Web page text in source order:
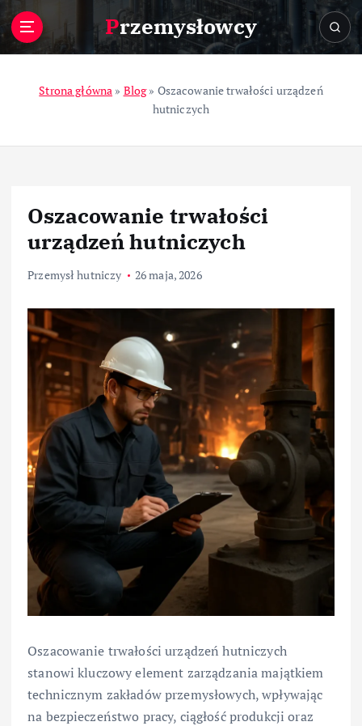
Przemysłowcy
Strona główna » Blog» Oszacowanie trwałości urządzeń
hutniczych
Oszacowanie trwałości
urządzeń hutniczych
Przemysł hutniczy 26 maja, 2026
Oszacowanie trwałości urządzeń hutniczych
stanowi kluczowy element zarządzania majątkiem
technicznym zakładów przemysłowych, wpływając
na bezpieczeństwo pracy, ciągłość produkcji oraz